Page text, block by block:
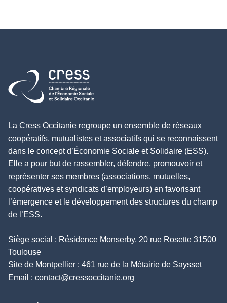
Retour à l'accueil
La Cress Occitanie regroupe un ensemble de réseaux
coopératifs, mutualistes et associatifs qui se reconnaissent
dans le concept d’Économie Sociale et Solidaire (ESS).
Elle a pour but de rassembler, défendre, promouvoir et
représenter ses membres (associations, mutuelles,
coopératives et syndicats d’employeurs) en favorisant
l’émergence et le développement des structures du champ
de l’ESS.
Siège social : Résidence Monserby, 20 rue Rosette 31500
Toulouse
Site de Montpellier : 461 rue de la Métairie de Saysset
Email : contact@cressoccitanie.org